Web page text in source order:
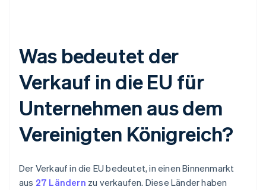
Was bedeutet der
Verkauf in die EU für
Unternehmen aus dem
Vereinigten Königreich?
Der Verkauf in die EU bedeutet, in einen Binnenmarkt
aus 27 Ländern zu verkaufen. Diese Länder haben